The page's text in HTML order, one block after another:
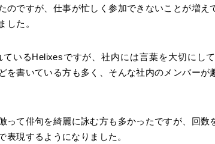
ですが、仕事が忙しく参加できないことが増え
した。
いるHelixesですが、社内には言葉を大切にし
を書いている方も多く、そんな社内のメンバーが
って俳句を綺麗に詠む方も多かったですが、回
現するようになりました。